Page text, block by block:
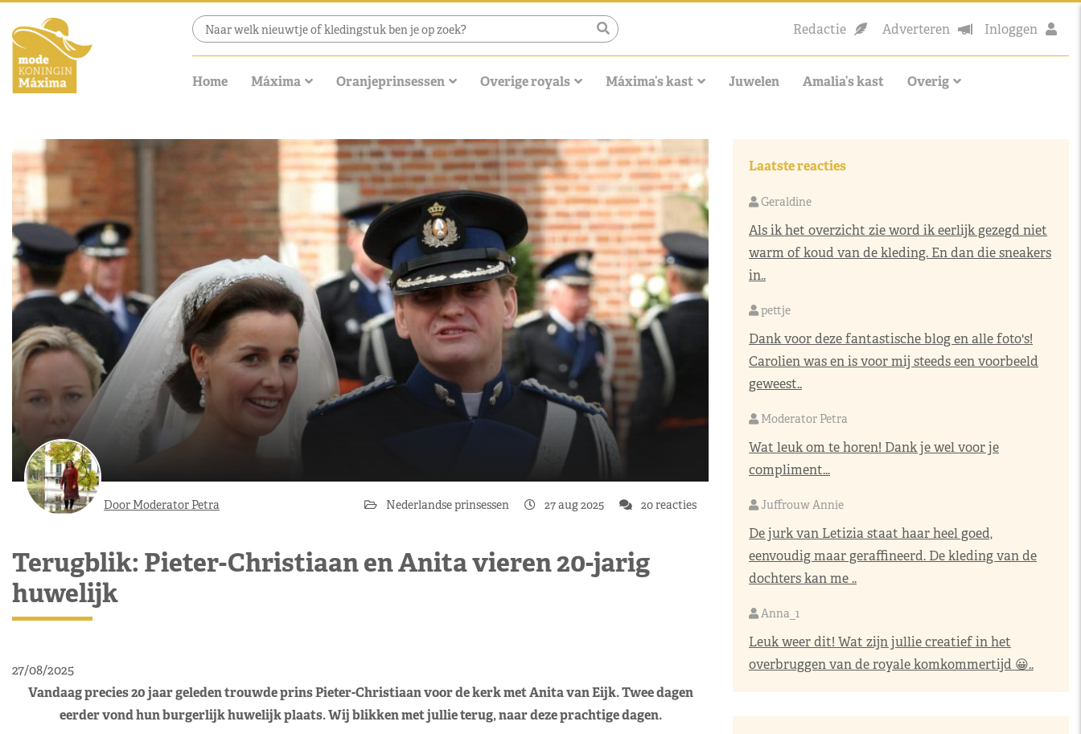
Redactie Adverteren Inloggen
Home Máxima Oranjeprinsessen Overige royals Máxima’s kast Juwelen Amalia’s kast Overig
Door Moderator Petra Nederlandse prinsessen 27 aug 2025 20 reacties
Terugblik: Pieter-Christiaan en Anita vieren 20-jarig
huwelijk
27/08/2025
Vandaag precies 20 jaar geleden trouwde prins Pieter-Christiaan voor de kerk met Anita van Eijk. Twee dagen
eerder vond hun burgerlijk huwelijk plaats. Wij blikken met jullie terug, naar deze prachtige dagen.
Laatste reacties
Geraldine
Als ik het overzicht zie word ik eerlijk gezegd niet
warm of koud van de kleding. En dan die sneakers
in..
pettje
Dank voor deze fantastische blog en alle foto's!
Carolien was en is voor mij steeds een voorbeeld
geweest..
Moderator Petra
Wat leuk om te horen! Dank je wel voor je
compliment...
Juffrouw Annie
De jurk van Letizia staat haar heel goed,
eenvoudig maar geraffineerd. De kleding van de
dochters kan me ..
Anna_1
Leuk weer dit! Wat zijn jullie creatief in het
overbruggen van de royale komkommertijd 😀..